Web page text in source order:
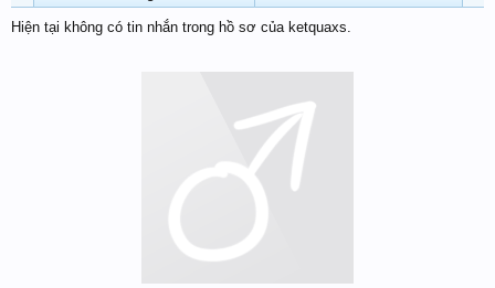
Hiện tại không có tin nhắn trong hồ sơ của ketquaxs.